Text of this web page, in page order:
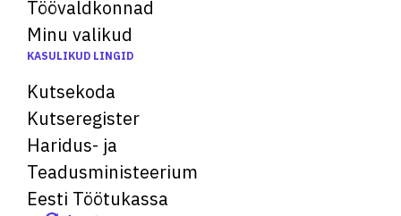
Töövaldkonnad
Minu valikud
KASULIKUD LINGID
Kutsekoda
Kutseregister
Haridus- ja
Teadusministeerium
Eesti Töötukassa